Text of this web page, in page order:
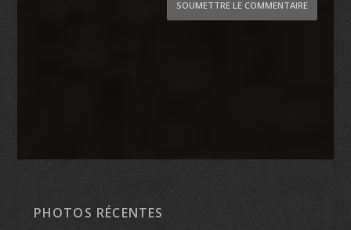
SOUMETTRE LE COMMENTAIRE
PHOTOS RÉCENTES